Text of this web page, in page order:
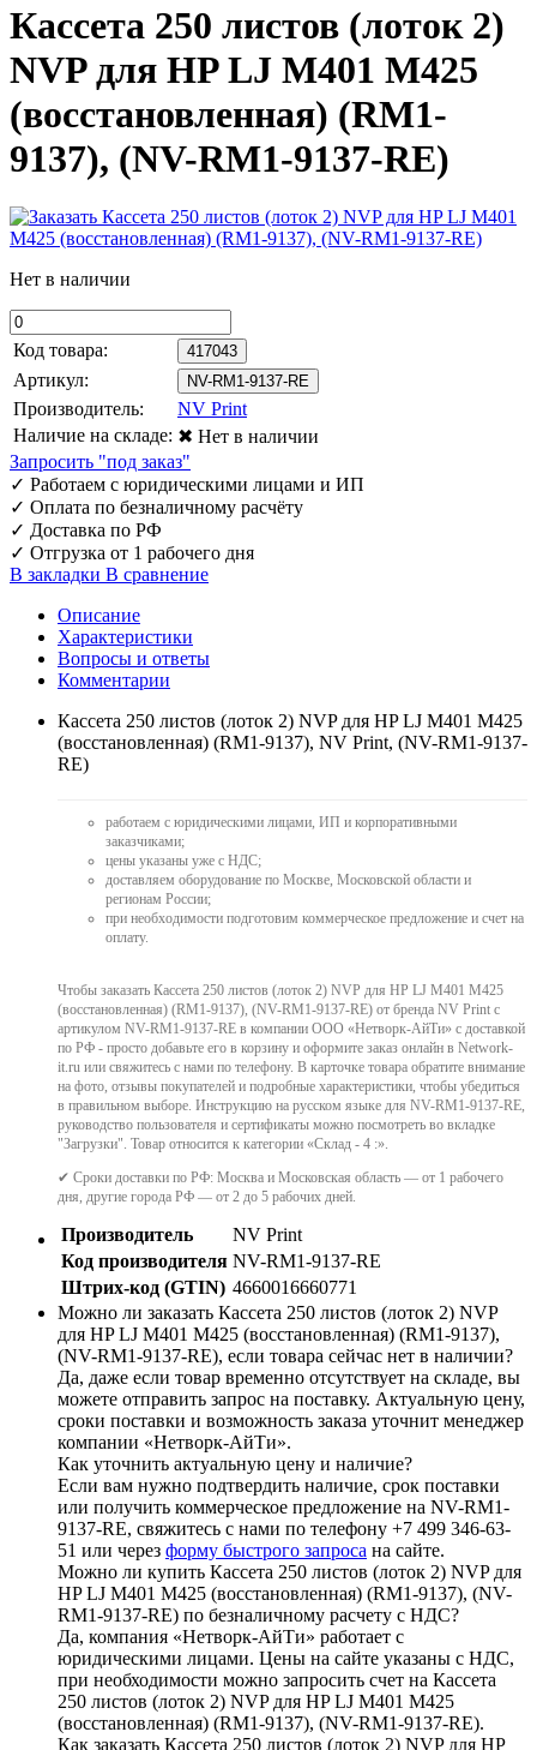
Кассета 250 листов (лоток 2)
NVP для HP LJ M401 M425
(восстановленная) (RM1-
9137), (NV-RM1-9137-RE)
Нет в наличии
Код товара: 417043
Артикул: NV-RM1-9137-RE
Производитель:
NV Print
Наличие на складе: ✖ Нет в наличии
Запросить "под заказ"
✓ Работаем с юридическими лицами и ИП
✓ Оплата по безналичному расчёту
✓ Доставка по РФ
✓ Отгрузка от 1 рабочего дня
В закладки В сравнение
Описание
Характеристики
Вопросы и ответы
Комментарии
Кассета 250 листов (лоток 2) NVP для HP LJ M401 M425
(восстановленная) (RM1-9137), NV Print, (NV-RM1-9137-
RE)
работаем с юридическими лицами, ИП и корпоративными
заказчиками;
цены указаны уже с НДС;
доставляем оборудование по Москве, Московской области и
регионам России;
при необходимости подготовим коммерческое предложение и счет на
оплату.
Чтобы заказать Кассета 250 листов (лоток 2) NVP для HP LJ M401 M425
(восстановленная) (RM1-9137), (NV-RM1-9137-RE) от бренда NV Print с
артикулом NV-RM1-9137-RE в компании ООО «Нетворк-АйТи» с доставкой
по РФ - просто добавьте его в корзину и оформите заказ онлайн в Network-
it.ru или свяжитесь с нами по телефону. В карточке товара обратите внимание
на фото, отзывы покупателей и подробные характеристики, чтобы убедиться
в правильном выборе. Инструкцию на русском языке для NV-RM1-9137-RE,
руководство пользователя и сертификаты можно посмотреть во вкладке
"Загрузки". Товар относится к категории «Склад - 4 :».
✔ Сроки доставки по РФ: Москва и Московская область — от 1 рабочего
дня, другие города РФ — от 2 до 5 рабочих дней.
Производитель
NV Print
Код производителя NV-RM1-9137-RE
Штрих-код (GTIN) 4660016660771
Можно ли заказать Кассета 250 листов (лоток 2) NVP
для HP LJ M401 M425 (восстановленная) (RM1-9137),
(NV-RM1-9137-RE), если товара сейчас нет в наличии?
Да, даже если товар временно отсутствует на складе, вы
можете отправить запрос на поставку. Актуальную цену,
сроки поставки и возможность заказа уточнит менеджер
компании «Нетворк-АйТи».
Как уточнить актуальную цену и наличие?
Если вам нужно подтвердить наличие, срок поставки
или получить коммерческое предложение на NV-RM1-
9137-RE, свяжитесь с нами по телефону +7 499 346-63-
51 или через форму быстрого запроса на сайте.
Можно ли купить Кассета 250 листов (лоток 2) NVP для
HP LJ M401 M425 (восстановленная) (RM1-9137), (NV-
RM1-9137-RE) по безналичному расчету с НДС?
Да, компания «Нетворк-АйТи» работает с
юридическими лицами. Цены на сайте указаны с НДС,
при необходимости можно запросить счет на Кассета
250 листов (лоток 2) NVP для HP LJ M401 M425
(восстановленная) (RM1-9137), (NV-RM1-9137-RE).
Как заказать Кассета 250 листов (лоток 2) NVP для HP